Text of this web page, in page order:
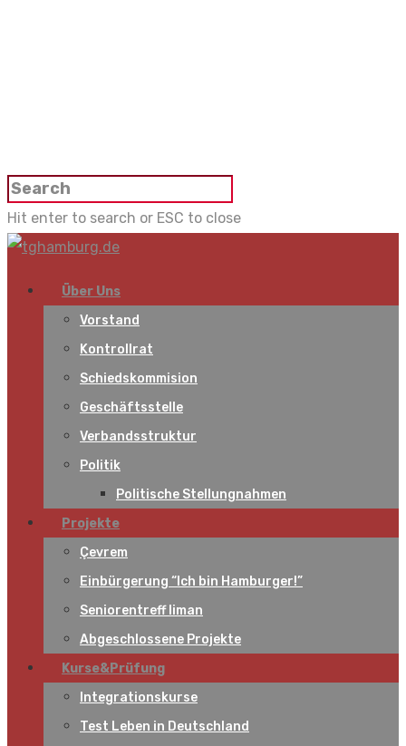
Hit enter to search or ESC to close
Über Uns
Vorstand
Kontrollrat
Schiedskommision
Geschäftsstelle
Verbandsstruktur
Politik
Politische Stellungnahmen
Projekte
Çevrem
Einbürgerung “Ich bin Hamburger!”
Seniorentreff liman
Abgeschlossene Projekte
Kurse&Prüfung
Integrationskurse
Test Leben in Deutschland